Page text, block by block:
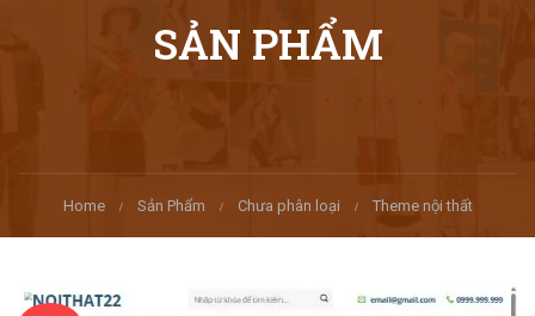
SẢN PHẨM
Home Sản Phẩm Chưa phân loại Theme nội thất